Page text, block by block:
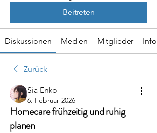
Beitreten
Diskussionen Medien Mitglieder Info
Zurück
Sia Enko
6. Februar 2026
Homecare frühzeitig und ruhig
planen